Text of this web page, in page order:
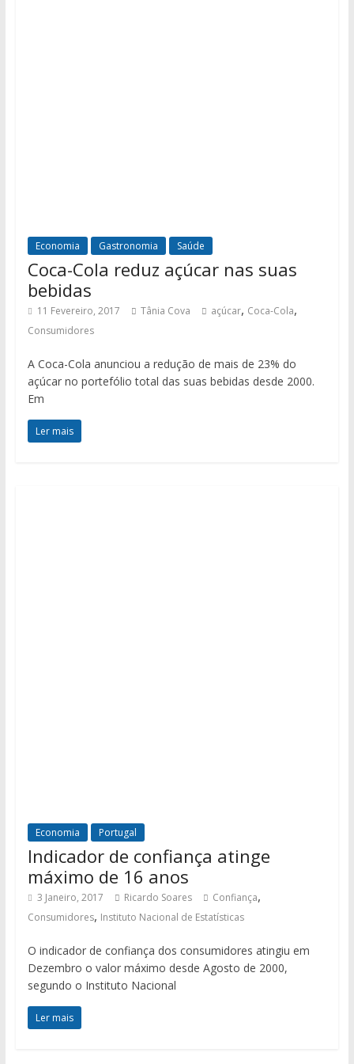
Economia Gastronomia Saúde
Coca-Cola reduz açúcar nas suas
bebidas
11 Fevereiro, 2017 Tânia Cova açúcar, Coca-Cola,
Consumidores
A Coca-Cola anunciou a redução de mais de 23% do
açúcar no portefólio total das suas bebidas desde 2000.
Em
Ler mais
Economia Portugal
Indicador de confiança atinge
máximo de 16 anos
3 Janeiro, 2017 Ricardo Soares Confiança,
Consumidores, Instituto Nacional de Estatísticas
O indicador de confiança dos consumidores atingiu em
Dezembro o valor máximo desde Agosto de 2000,
segundo o Instituto Nacional
Ler mais